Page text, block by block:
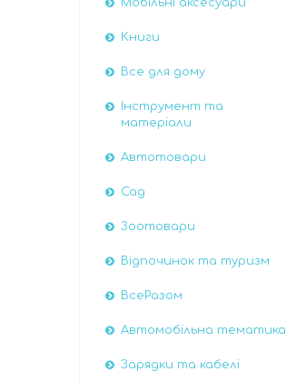
Мобільні аксесуари
Книги
Все для дому
Інструмент та
матеріали
Автотовари
Сад
Зоотовари
Відпочинок та туризм
ВсеРазом
Автомобiльна тематика
Зарядки та кабелі